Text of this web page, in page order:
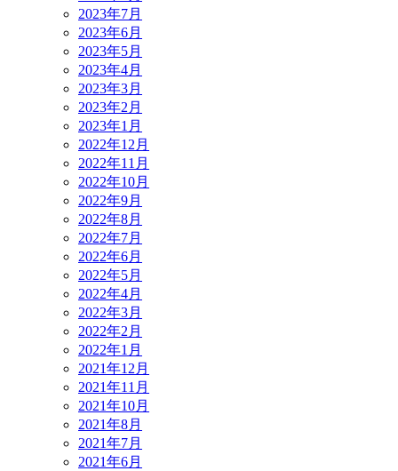
2023年7月
2023年6月
2023年5月
2023年4月
2023年3月
2023年2月
2023年1月
2022年12月
2022年11月
2022年10月
2022年9月
2022年8月
2022年7月
2022年6月
2022年5月
2022年4月
2022年3月
2022年2月
2022年1月
2021年12月
2021年11月
2021年10月
2021年8月
2021年7月
2021年6月